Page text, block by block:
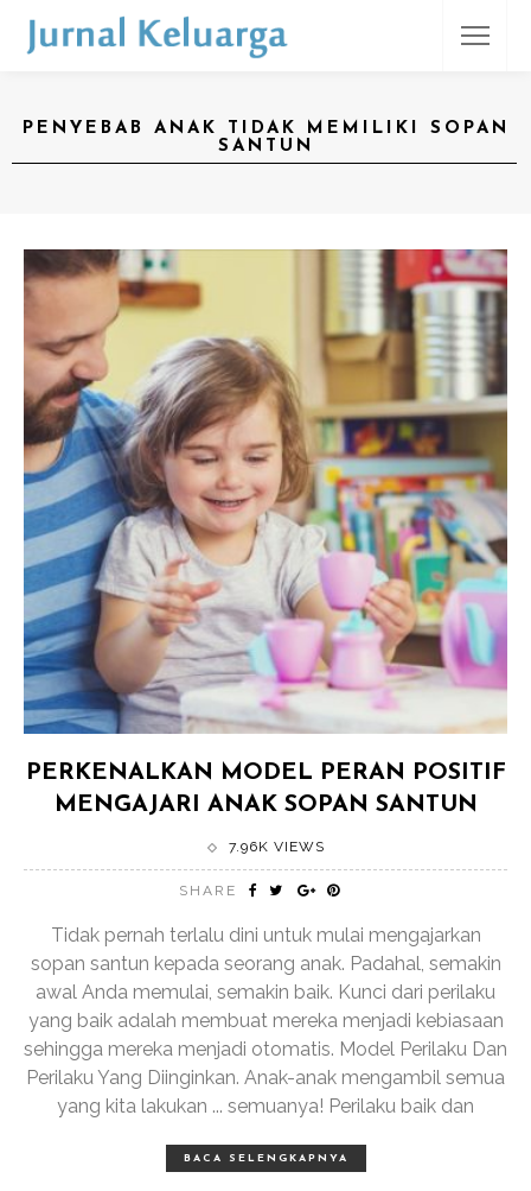
PENYEBAB ANAK TIDAK MEMILIKI SOPAN
SANTUN
PERKENALKAN MODEL PERAN POSITIF
MENGAJARI ANAK SOPAN SANTUN
7.96K VIEWS
SHARE
Tidak pernah terlalu dini untuk mulai mengajarkan
sopan santun kepada seorang anak. Padahal, semakin
awal Anda memulai, semakin baik. Kunci dari perilaku
yang baik adalah membuat mereka menjadi kebiasaan
sehingga mereka menjadi otomatis. Model Perilaku Dan
Perilaku Yang Diinginkan. Anak-anak mengambil semua
yang kita lakukan ... semuanya! Perilaku baik dan
BACA SELENGKAPNYA